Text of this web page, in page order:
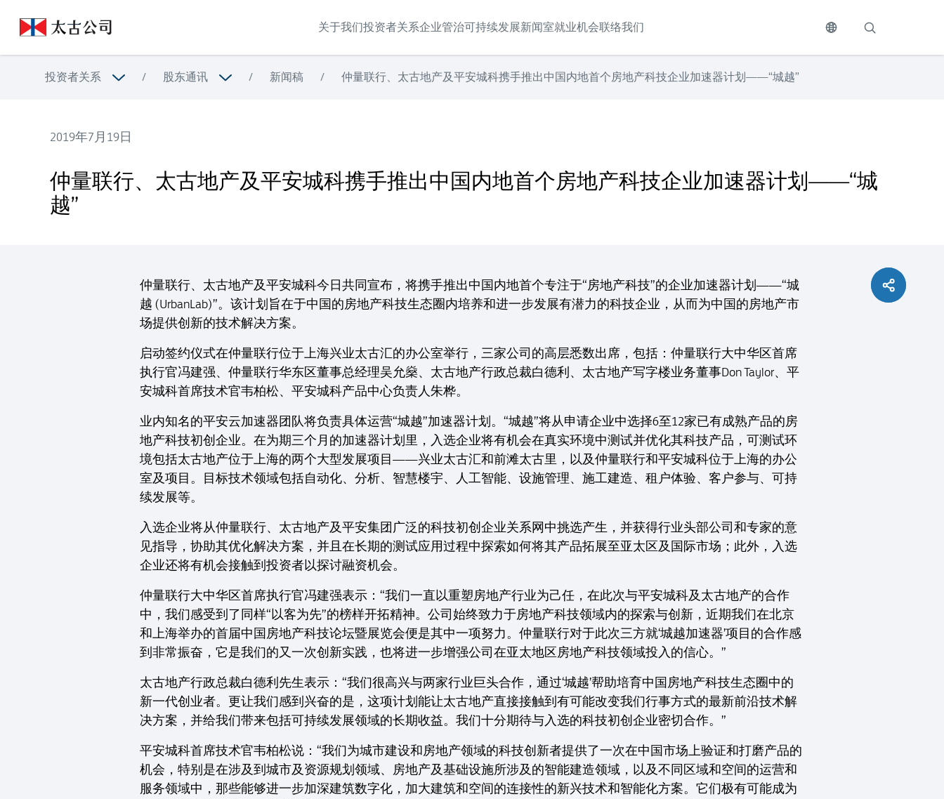
关于我们投资者关系企业管治可持续发展新闻室就业机会联络我们
投资者关系 / 股东通讯 / 新闻稿 / 仲量联行、太古地产及平安城科携手推出中国内地首个房地产科技企业加速器计划——“城越”
2019年7月19日
仲量联行、太古地产及平安城科携手推出中国内地首个房地产科技企业加速器计划——“城
越”
仲量联行、太古地产及平安城科今日共同宣布，将携手推出中国内地首个专注于“房地产科技”的企业加速器计划——“城
越 (UrbanLab)”。该计划旨在于中国的房地产科技生态圈内培养和进一步发展有潜力的科技企业，从而为中国的房地产市
场提供创新的技术解决方案。
启动签约仪式在仲量联行位于上海兴业太古汇的办公室举行，三家公司的高层悉数出席，包括：仲量联行大中华区首席
执行官冯建强、仲量联行华东区董事总经理吴允燊、太古地产行政总裁白德利、太古地产写字楼业务董事Don Taylor、平
安城科首席技术官韦柏松、平安城科产品中心负责人朱桦。
业内知名的平安云加速器团队将负责具体运营“城越”加速器计划。“城越”将从申请企业中选择6至12家已有成熟产品的房
地产科技初创企业。在为期三个月的加速器计划里，入选企业将有机会在真实环境中测试并优化其科技产品，可测试环
境包括太古地产位于上海的两个大型发展项目——兴业太古汇和前滩太古里，以及仲量联行和平安城科位于上海的办公
室及项目。目标技术领域包括自动化、分析、智慧楼宇、人工智能、设施管理、施工建造、租户体验、客户参与、可持
续发展等。
入选企业将从仲量联行、太古地产及平安集团广泛的科技初创企业关系网中挑选产生，并获得行业头部公司和专家的意
见指导，协助其优化解决方案，并且在长期的测试应用过程中探索如何将其产品拓展至亚太区及国际市场；此外，入选
企业还将有机会接触到投资者以探讨融资机会。
仲量联行大中华区首席执行官冯建强表示：“我们一直以重塑房地产行业为己任，在此次与平安城科及太古地产的合作
中，我们感受到了同样“以客为先”的榜样开拓精神。公司始终致力于房地产科技领域内的探索与创新，近期我们在北京
和上海举办的首届中国房地产科技论坛暨展览会便是其中一项努力。仲量联行对于此次三方就‘城越加速器’项目的合作感
到非常振奋，它是我们的又一次创新实践，也将进一步增强公司在亚太地区房地产科技领域投入的信心。”
太古地产行政总裁白德利先生表示：“我们很高兴与两家行业巨头合作，通过‘城越’帮助培育中国房地产科技生态圈中的
新一代创业者。更让我们感到兴奋的是，这项计划能让太古地产直接接触到有可能改变我们行事方式的最新前沿技术解
决方案，并给我们带来包括可持续发展领域的长期收益。我们十分期待与入选的科技初创企业密切合作。”
平安城科首席技术官韦柏松说：“我们为城市建设和房地产领域的科技创新者提供了一次在中国市场上验证和打磨产品的
机会，特别是在涉及到城市及资源规划领域、房地产及基础设施所涉及的智能建造领域，以及不同区域和空间的运营和
服务领域中，那些能够进一步加深建筑数字化，加大建筑和空间的连接性的新兴技术和智能化方案。它们极有可能成为